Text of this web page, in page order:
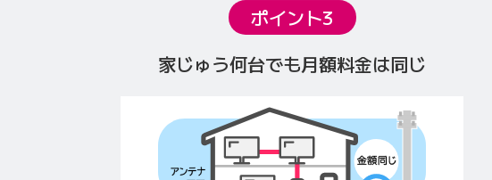
ポイント3
家じゅう何台でも月額料金は同じ